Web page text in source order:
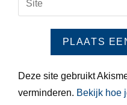
Deze site gebruikt
verminderen. Bekijk hoe